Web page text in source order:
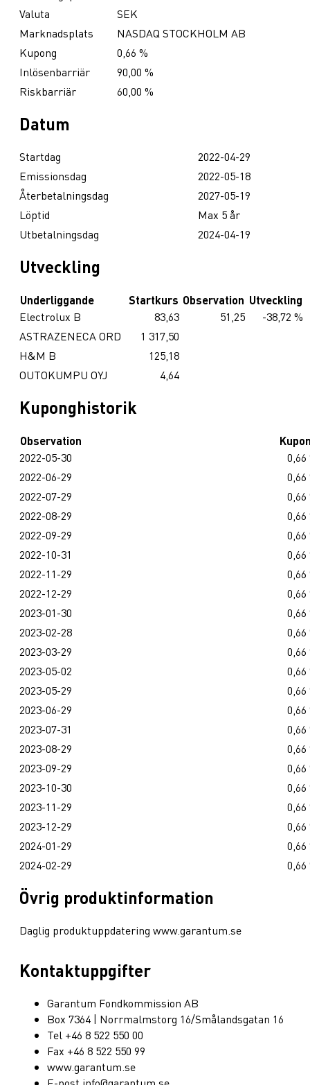
Valuta
SEK
Marknadsplats
NASDAQ STOCKHOLM AB
Kupong
0,66 %
Inlösenbarriär
90,00 %
Riskbarriär
60,00 %
Datum
Startdag
2022-04-29
Emissionsdag
2022-05-18
Återbetalningsdag
2027-05-19
Löptid
Max 5 år
Utbetalningsdag
2024-04-19
Utveckling
Underliggande Startkurs Observation Utveckling
Electrolux B
83,63 51,25
-38,72 %
ASTRAZENECA ORD
1 317,50
H&M B
125,18
OUTOKUMPU OYJ
4,64
Kuponghistorik
Observation
2022-05-30
0,66
2022-06-29
0,66
2022-07-29
0,66
2022-08-29
0,66
2022-09-29
0,66
2022-10-31
0,66
2022-11-29
0,66
2022-12-29
0,66
2023-01-30
0,66
2023-02-28
0,66
2023-03-29
0,66
2023-05-02
0,66
2023-05-29
0,66
2023-06-29
0,66
2023-07-31
0,66
2023-08-29
0,66
2023-09-29
0,66
2023-10-30
0,66
2023-11-29
0,66
2023-12-29
0,66
2024-01-29
0,66
2024-02-29
0,66
Övrig produktinformation
Daglig produktuppdatering www.garantum.se
Kontaktuppgifter
Garantum Fondkommission AB
Box 7364 | Norrmalmstorg 16/Smålandsgatan 16
Tel +46 8 522 550 00
Fax +46 8 522 550 99
www.garantum.se